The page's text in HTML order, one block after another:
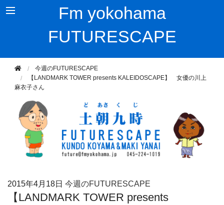
Fm yokohama
FUTURESCAPE
今週のFUTURESCAPE
【LANDMARK TOWER presents KALEIDOSCAPE】 女優の川上
麻衣子さん
2015年4月18日 今週のFUTURESCAPE
【LANDMARK TOWER presents